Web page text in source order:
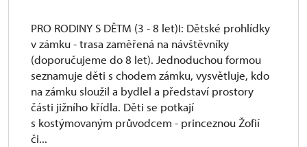
PRO RODINY S DĚTM (3 - 8 let)I: Dětské prohlídky
v zámku - trasa zaměřená na návštěvníky
(doporučujeme do 8 let). Jednoduchou formou
seznamuje děti s chodem zámku, vysvětluje, kdo
na zámku sloužil a bydlel a představí prostory
části jižního křídla. Děti se potkají
s kostýmovaným průvodcem - princeznou Žofií
či...